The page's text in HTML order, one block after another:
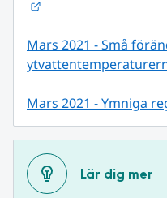
Mars 2021 - Små
Mars 2021 - Ymniga
Lär dig mer